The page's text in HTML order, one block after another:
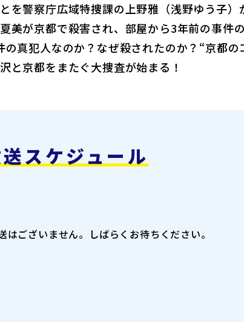
を警察庁広域特捜課の上野雅（浅野ゆう子）
美が京都で殺害され、部屋から3年前の事件
真犯人なのか？なぜ殺されたのか？“京都
と京都をまたぐ大捜査が始まる！
スケジュール
ございません。 しばらくお待ちください。